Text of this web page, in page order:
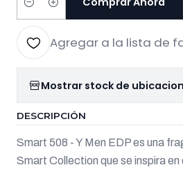
Cantidad
Agregar a la lista de
Mostrar stock de
DESCRIPCIÓN
Smart 508 - Y Men EDP es una
Smart Collection que se inspira en